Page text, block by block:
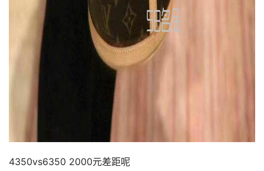
4350vs6350 2000元差距呢